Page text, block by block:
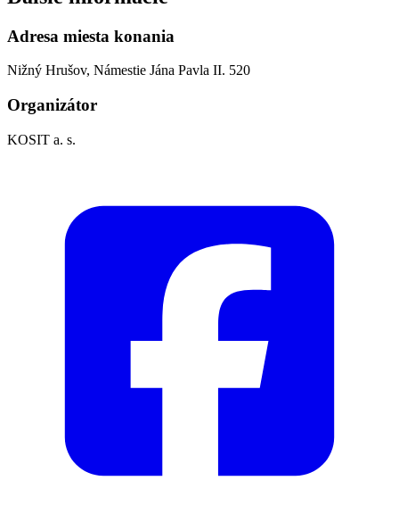
Adresa miesta konania
Nižný Hrušov, Námestie Jána Pavla II. 520
Organizátor
KOSIT a. s.